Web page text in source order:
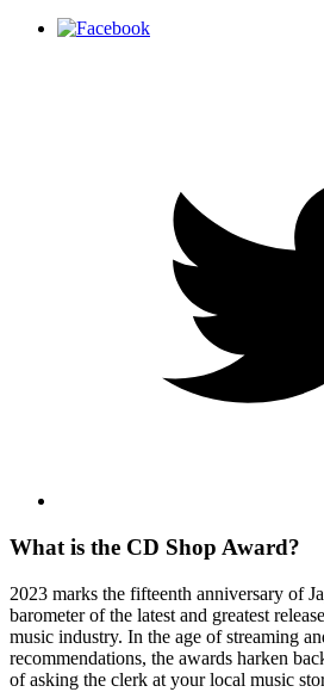
What is the CD Shop Award?
2023 marks the fifteenth anniversary of
barometer of the latest and greatest
music industry. In the age of streaming
recommendations, the awards harken
of asking the clerk at your local music